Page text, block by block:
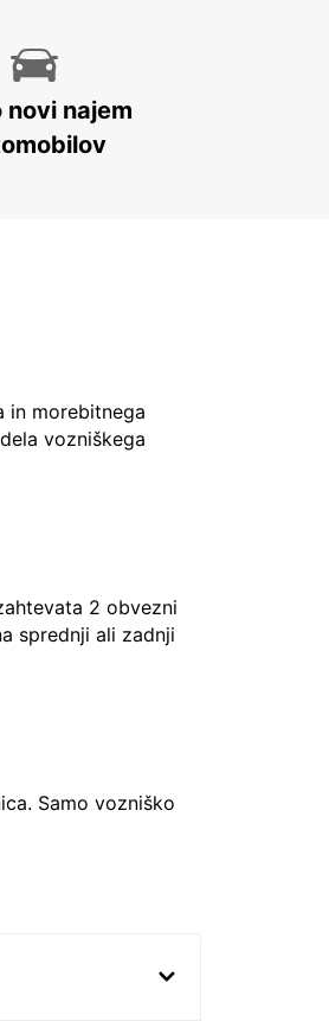
novi najem
in morebitnega
vozniškega
2 obvezni
sprednji ali zadnji
Samo vozniško